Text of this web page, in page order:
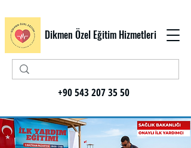
Dikmen Özel Eğitim Hizmetleri
+90 543 207 35 50